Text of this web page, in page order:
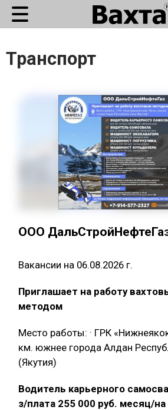
Транспорт
ООО
Вакансии на 06.08.2026 г.
Приглашает на работу
методом
Место работы: · ГРК
км. южнее города Алдан
(Якутия)
Водитель карьерного
з/плата 255 000 руб. месяц/на